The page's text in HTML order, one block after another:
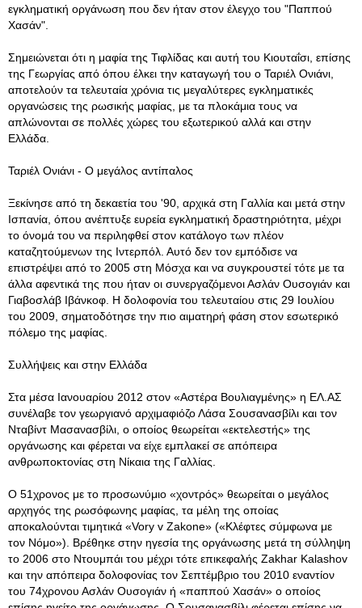
εγκληματική οργάνωση που δεν ήταν στον έλεγχο του "Παππού
Χασάν".
Σημειώνεται ότι η μαφία της Τιφλίδας και αυτή του Κιουταΐσι, επίσης
της Γεωργίας από όπου έλκει την καταγωγή του ο Ταριέλ Ονιάνι,
αποτελούν τα τελευταία χρόνια τις μεγαλύτερες εγκληματικές
οργανώσεις της ρωσικής μαφίας, με τα πλοκάμια τους να
απλώνονται σε πολλές χώρες του εξωτερικού αλλά και στην
Ελλάδα.
Ταριέλ Ονιάνι - Ο μεγάλος αντίπαλος
Ξεκίνησε από τη δεκαετία του '90, αρχικά στη Γαλλία και μετά στην
Ισπανία, όπου ανέπτυξε ευρεία εγκληματική δραστηριότητα, μέχρι
το όνομά του να περιληφθεί στον κατάλογο των πλέον
καταζητούμενων της Ιντερπόλ. Αυτό δεν τον εμπόδισε να
επιστρέψει από το 2005 στη Μόσχα και να συγκρουστεί τότε με τα
άλλα αφεντικά της που ήταν οι συνεργαζόμενοι Ασλάν Ουσογιάν και
Γιαβοσλάβ Ιβάνκοφ. Η δολοφονία του τελευταίου στις 29 Ιουλίου
του 2009, σηματοδότησε την πιο αιματηρή φάση στον εσωτερικό
πόλεμο της μαφίας.
Συλλήψεις και στην Ελλάδα
Στα μέσα Ιανουαρίου 2012 στον «Αστέρα Βουλιαγμένης» η ΕΛ.ΑΣ
συνέλαβε τον γεωργιανό αρχιμαφιόζο Λάσα Σουσανασβίλι και τον
Νταβίντ Μασανασβίλι, ο οποίος θεωρείται «εκτελεστής» της
οργάνωσης και φέρεται να είχε εμπλακεί σε απόπειρα
ανθρωποκτονίας στη Νίκαια της Γαλλίας.
Ο 51χρονος με το προσωνύμιο «χοντρός» θεωρείται ο μεγάλος
αρχηγός της ρωσόφωνης μαφίας, τα μέλη της οποίας
αποκαλούνται τιμητικά «Vory v Zakone» («Κλέφτες σύμφωνα με
τον Νόμο»). Βρέθηκε στην ηγεσία της οργάνωσης μετά τη σύλληψη
το 2006 στο Ντουμπάι του μέχρι τότε επικεφαλής Ζakhar Kalashov
και την απόπειρα δολοφονίας τον Σεπτέμβριο του 2010 εναντίον
του 74χρονου Ασλάν Ουσογιάν ή «παππού Χασάν» ο οποίος